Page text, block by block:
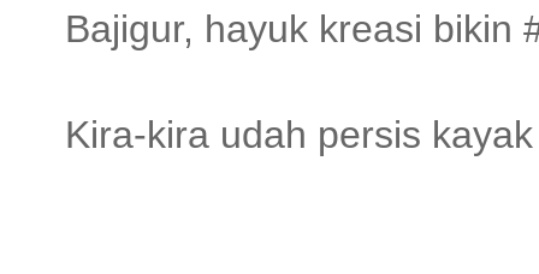
Bajigur, hayuk kreasi bikin
Kira-kira udah persis